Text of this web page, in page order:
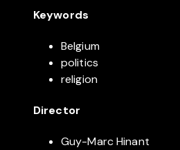
Keywords
Belgium
politics
religion
Director
Guy-Marc Hinant